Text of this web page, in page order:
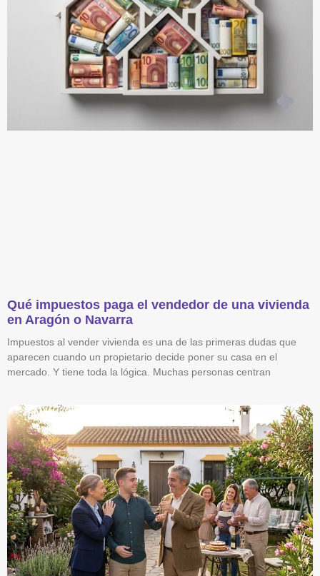
Qué impuestos paga el vendedor de una vivienda
en Aragón o Navarra
Impuestos al vender vivienda es una de las primeras dudas que
aparecen cuando un propietario decide poner su casa en el
mercado. Y tiene toda la lógica. Muchas personas centran